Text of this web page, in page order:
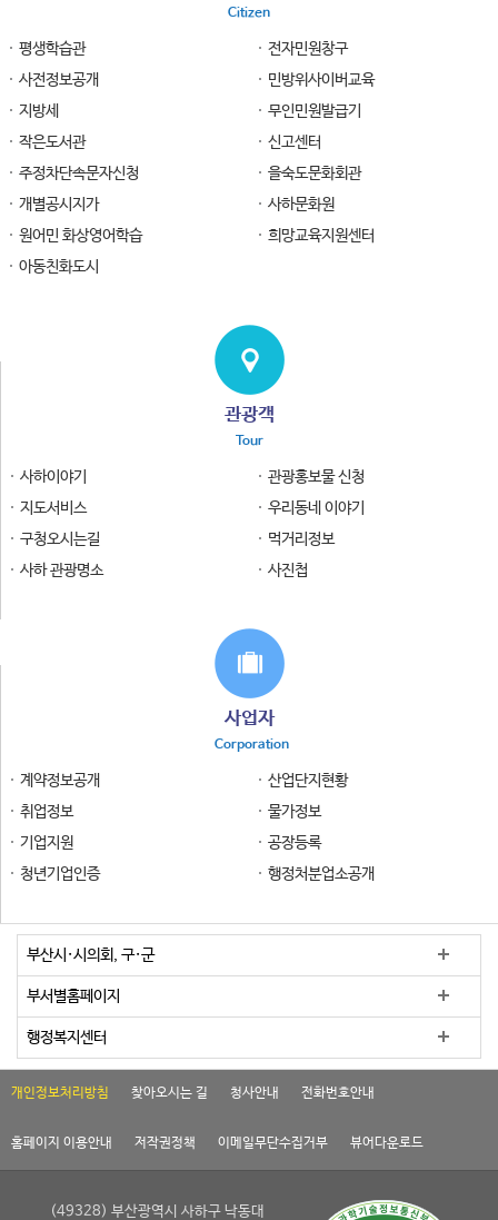
Citizen
평생학습관
전자민원창구
사전정보공개
민방위사이버교육
지방세
무인민원발급기
작은도서관
신고센터
주정차단속문자신청
을숙도문화회관
개별공시지가
사하문화원
원어민 화상영어학습
희망교육지원센터
아동친화도시
관광객
Tour
사하이야기
관광홍보물 신청
지도서비스
우리동네 이야기
구청오시는길
먹거리정보
사하 관광명소
사진첩
사업자
Corporation
계약정보공개
산업단지현황
취업정보
물가정보
기업지원
공장등록
청년기업인증
행정처분업소공개
부산시·시의회, 구·군
부서별홈페이지
행정복지센터
개인정보처리방침 찾아오시는 길 청사안내 전화번호안내
홈페이지 이용안내 저작권정책 이메일무단수집거부 뷰어다운로드
(49328) 부산광역시 사하구 낙동대